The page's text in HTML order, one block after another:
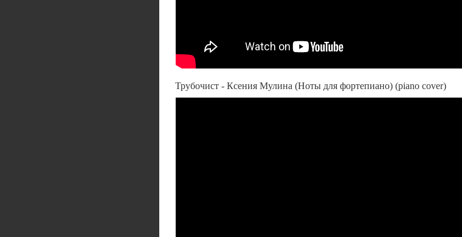
Трубочист - Ксения Мулина (Ноты для фортепиано) (piano cover)